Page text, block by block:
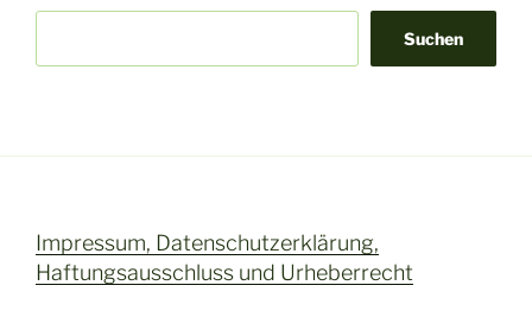
Suchen
Impressum, Datenschutzerklärung,
Haftungsausschluss und Urheberrecht